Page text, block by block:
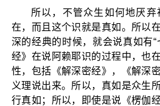
所以，不管众生如何地厌
在，而且这个识就是真如。所以
深的经典的时候，就会说真如有“
经》在说阿赖耶识的过程中，也
性，包括《解深密经》，《解深
义理说出来。所以，真如是众生
行真如；所以，即使是说《楞伽